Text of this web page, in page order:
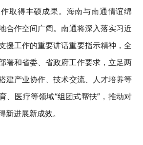
取得丰硕成果。 海南与南通情谊绵
合作空间广阔。南通将深入落实习近
援工作的重要讲话重要指示精神，全
署和省委、省政府工作要求， 立足两
建产业协作、技术交流、人才培养等
、医疗等领域“组团式帮扶”， 推动对
新进展新成效。